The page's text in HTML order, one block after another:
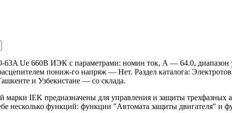
63A Ue 660В ИЭК с параметрами: номин ток, А — 64.0,
пониж-го напряж — Нет. Раздел каталога:
и Узбекистане — со склада.
марки IEK предназначены для управления и защиты
несколько функций: функции "Автомата защиты двигателя" и